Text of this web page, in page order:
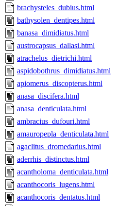
brachysteles_dubius.html
bathysolen_dentipes.html
banasa_dimidiatus.html
austrocapsus_dallasi.html
atrachelus_dietrichi.html
aspidobothrus_dimidiatus.html
apiomerus_discopterus.html
anasa_discifera.html
anasa_denticulata.html
ambracius_dufouri.html
amauropepla_denticulata.html
agaclitus_dromedarius.html
aderrhis_distinctus.html
acantholoma_denticulata.html
acanthocoris_lugens.html
acanthocoris_dentatus.html